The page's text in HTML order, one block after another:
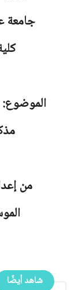
جامعة
الموضوع:
من
شاهد أيضًا